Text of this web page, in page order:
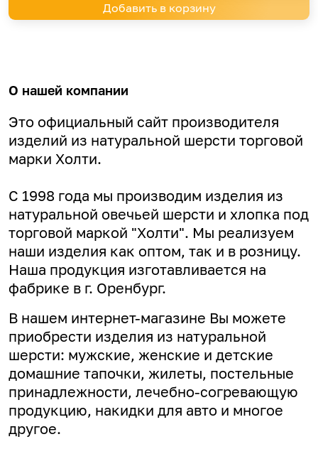
Добавить в корзину
О нашей компании
Это официальный сайт производителя
изделий из натуральной шерсти торговой
марки Холти.
С 1998 года мы производим изделия из
натуральной овечьей шерсти и хлопка под
торговой маркой "Холти". Мы реализуем
наши изделия как оптом, так и в розницу.
Наша продукция изготавливается на
фабрике в г. Оренбург.
В нашем интернет-магазине Вы можете
приобрести изделия из натуральной
шерсти: мужские, женские и детские
домашние тапочки, жилеты, постельные
принадлежности, лечебно-согревающую
продукцию, накидки для авто и многое
другое.